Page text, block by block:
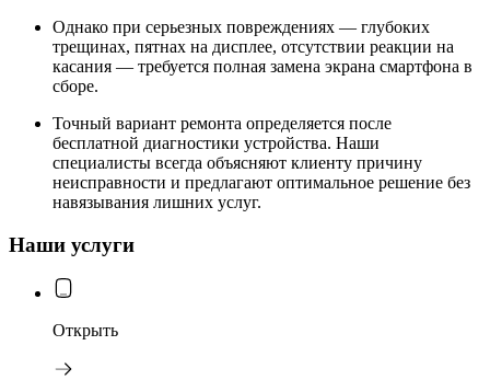
Однако при серьезных повреждениях — глубоких
трещинах, пятнах на дисплее, отсутствии реакции на
касания — требуется полная замена экрана смартфона в
сборе.
Точный вариант ремонта определяется после
бесплатной диагностики устройства. Наши
специалисты всегда объясняют клиенту причину
неисправности и предлагают оптимальное решение без
навязывания лишних услуг.
Наши услуги
Открыть